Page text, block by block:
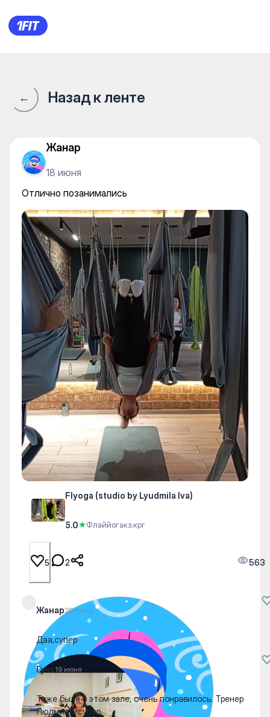
Flyoga (studio by Lyudmila
← Назад к ленте
Жанар
18 июня
Отлично позанимались
Flyoga (studio by Lyudmila Iva)
5.0★Флаййогакз.крг
5 2 563
Жанар20 июня
Даа,супер
Гука 19 июня
Тоже была в этом зале, очень понравилось. Тренер
Людмила-супер.